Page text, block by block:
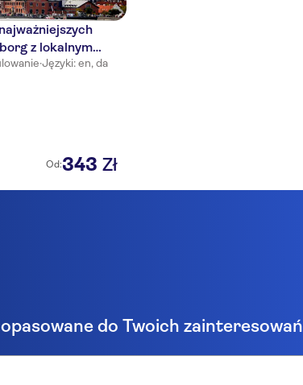
z lokalnym
·Języki: en, da
Od:343 Zł
do Twoich zainteresowań